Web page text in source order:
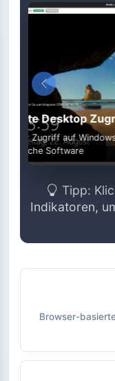
App & Web-
Zentrale
Vorheriges
Tipp: